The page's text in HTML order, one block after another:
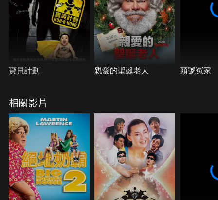
藏贓款的雪莉，更要命的是，真正的祖母登場了。
寶貝計劃 親愛的聖誕老人 頭號冤家
相關影片